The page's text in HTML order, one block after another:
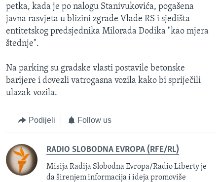
petka, kada je po nalogu Stanivukovića, pogašena
javna rasvjeta u blizini zgrade Vlade RS i sjedišta
entitetskog predsjednika Milorada Dodika "kao mjera
štednje".
Na parking su gradske vlasti postavile betonske
barijere i dovezli vatrogasna vozila kako bi spriječili
ulazak vozila.
Podijeli Follow us
RADIO SLOBODNA EVROPA (RFE/RL)
Misija Radija Slobodna Evropa/Radio Liberty je
da širenjem informacija i ideja promoviše